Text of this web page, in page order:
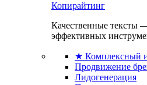
Копирайтинг
Качественные тексты
эффективных
★ Комплексный
Продвижение
Лидогенерация